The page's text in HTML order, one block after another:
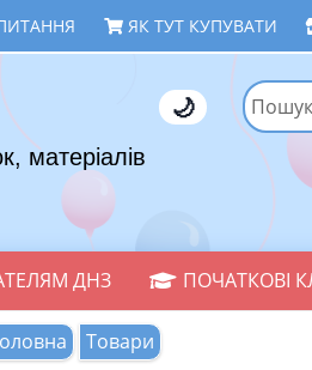
ЯК ТУТ КУПУВАТИ
матеріалів
🌙
ДНЗ ПОЧАТКОВІ
Товари